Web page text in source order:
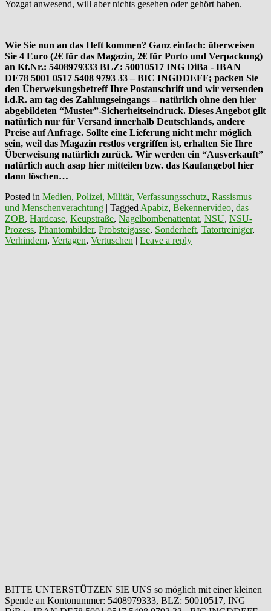
Yozgat anwesend, will aber nichts gesehen oder gehört haben.
Wie Sie nun an das Heft kommen? Ganz einfach: überweisen
Sie 4 Euro (2€ für das Magazin, 2€ für Porto und Verpackung)
an Kt.Nr.: 5408979333 BLZ: 50010517 ING DiBa - IBAN
DE78 5001 0517 5408 9793 33 – BIC INGDDEFF; packen Sie
den Überweisungsbetreff Ihre Postanschrift und wir versenden
i.d.R. am tag des Zahlungseingangs – natürlich ohne den hier
abgebildeten “Muster”-Sicherheitseindruck. Dieses Angebot gilt
natürlich nur für Versand innerhalb Deutschlands, andere
Preise auf Anfrage. Sollte eine Lieferung nicht mehr möglich
sein, weil das Magazin restlos vergriffen ist, erhalten Sie Ihre
Überweisung natürlich zurück. Wir werden ein “Ausverkauft”
natürlich auch asap hier mitteilen bzw. das Kaufangebot hier
dann löschen…
Posted in Medien, Polizei, Militär, Verfassungsschutz, Rassismus
und Menschenverachtung | Tagged Apabiz, Bekennervideo, das
ZOB, Hardcase, Keupstraße, Nagelbombenattentat, NSU, NSU-
Prozess, Phantombilder, Probsteigasse, Sonderheft, Tatortreiniger,
Verhindern, Vertagen, Vertuschen | Leave a reply
BITTE UNTERSTÜTZEN SIE UNS so möglich mit einer kleinen
Spende an Kontonummer: 5408979333, BLZ: 50010517, ING